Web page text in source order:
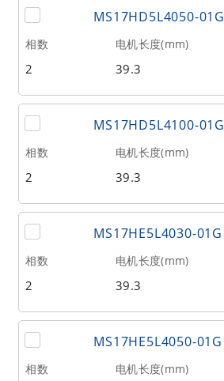
0.84 20
MS17HD5L4050-01G
相数 电机长度(mm)
2 39.3
保持力矩(Nm) 转子惯量(g•cm²)
0.84 20
MS17HD5L4100-01G
相数 电机长度(mm)
2 39.3
保持力矩(Nm) 转子惯量(g•cm²)
0.84 20
MS17HE5L4030-01G
相数 电机长度(mm)
2 39.3
保持力矩(Nm) 转子惯量(g•cm²)
0.48 20
MS17HE5L4050-01G
相数 电机长度(mm)